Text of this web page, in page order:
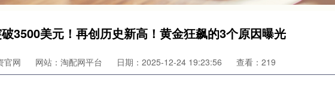
3500美元！再创历史新高！黄金狂飙的3个原因曝光
官网 网站：淘配网平台 日期：2025-12-24 19:23:56 查看：219